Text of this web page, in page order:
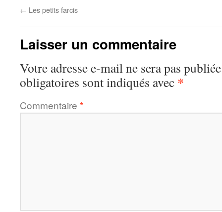
← Les petits farcis
Laisser un commentaire
Votre adresse e-mail ne sera pas
obligatoires sont indiqués avec *
Commentaire *